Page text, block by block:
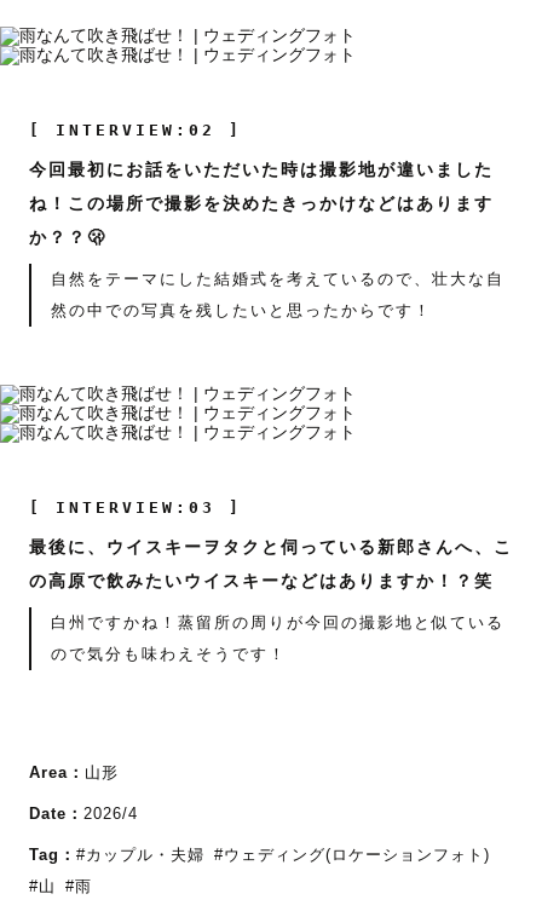
[ INTERVIEW:02 ]
今回最初にお話をいただいた時は撮影地が違いました
ね！この場所で撮影を決めたきっかけなどはあります
か？？🫢
自然をテーマにした結婚式を考えているので、壮大な自
然の中での写真を残したいと思ったからです！
[ INTERVIEW:03 ]
最後に、ウイスキーヲタクと伺っている新郎さんへ、こ
の高原で飲みたいウイスキーなどはありますか！？笑
白州ですかね！蒸留所の周りが今回の撮影地と似ている
ので気分も味わえそうです！
Area： 山形
Date： 2026/4
Tag： #カップル・夫婦 #ウェディング(ロケーションフォト)
#山
#雨